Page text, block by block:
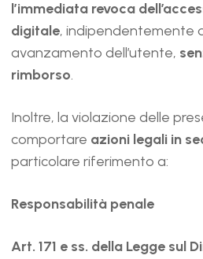
l’immediata revoca
digitale, indipendentemente
avanzamento dell’utente,
rimborso.
Inoltre, la violazione delle
comportare azioni legali in
particolare riferimento a:
Responsabilità penale
Art. 171 e ss. della Legge sul